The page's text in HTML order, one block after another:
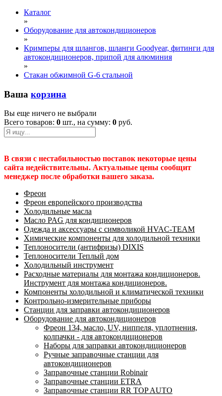
Каталог
»
Оборудование для автокондиционеров
»
Кримперы для шлангов, шланги Goodyear, фитинги для
автокондиционеров, припой для алюминия
»
Стакан обжимной G-6 стальной
Ваша корзина
Вы еще ничего не выбрали
Всего товаров: 0 шт., на сумму: 0 руб.
В связи с нестабильностью поставок некоторые цены
сайта недействительны. Актуальные цены сообщит
менеджер после обработки вашего заказа.
Фреон
Фреон европейского производства
Холодильные масла
Масло PAG для кондиционеров
Одежда и аксессуары с символикой HVAC-TEAM
Химические компоненты для холодильной техники
Теплоносители (антифризы) DIXIS
Теплоносители Теплый дом
Холодильный инструмент
Расходные материалы для монтажа кондиционеров.
Инструмент для монтажа кондиционеров.
Компоненты холодильной и климатической техники
Контрольно-измерительные приборы
Станции для заправки автокондиционеров
Оборудование для автокондиционеров
Фреон 134, масло, UV, ниппеля, уплотнения,
колпачки - для автокондиционеров
Наборы для заправки автокондиционеров
Ручные заправочные станции для
автокондиционеров
Заправочные станции Robinair
Заправочные станции ETRA
Заправочные станции RR TOP AUTO